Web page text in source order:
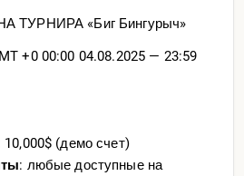
ТУРНИРА «Биг Бингурыч»
+0 00:00 04.08.2025 — 23:59
10,000$ (демо счет)
: любые доступные на